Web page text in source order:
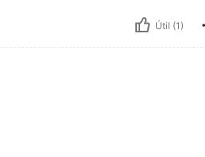
Útil (1)